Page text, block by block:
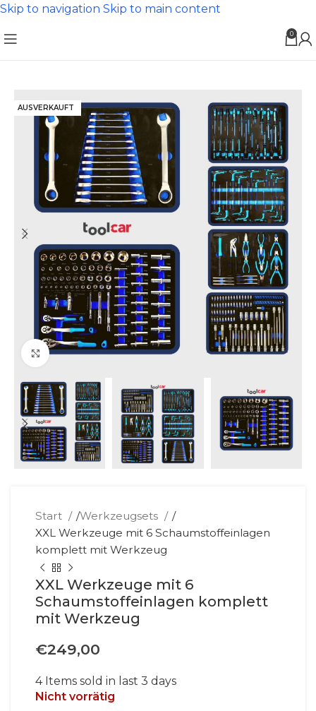
Skip to navigation Skip to main content
0
AUSVERKAUFT
Klick zum Vergrößern
Start /Werkzeugsets
/
XXL Werkzeuge mit 6 Schaumstoffeinlagen
komplett mit Werkzeug
XXL Werkzeuge mit 6
Schaumstoffeinlagen komplett
mit Werkzeug
€249,00
4 Items sold in last 3 days
Nicht vorrätig